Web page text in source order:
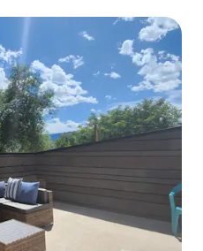
hóspedes